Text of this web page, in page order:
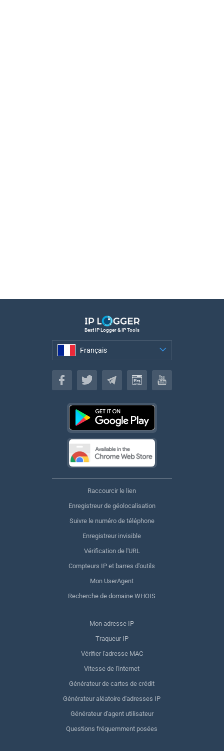
Best IP Logger & IP Tools
Français
Français
Raccourcir le lien
Enregistreur de géolocalisation
Suivre le numéro de téléphone
Enregistreur invisible
Vérification de l'URL
Compteurs IP et barres d'outils
Mon UserAgent
Recherche de domaine WHOIS
Mon adresse IP
Traqueur IP
Vérifier l'adresse MAC
Vitesse de l'internet
Générateur de cartes de crédit
Générateur aléatoire d'adresses IP
Générateur d'agent utilisateur
Questions fréquemment posées